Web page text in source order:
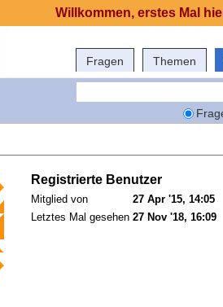
Fragen Themen
Registrierte Benutzer
Mitglied von
27 Apr '15, 14:05
Letztes Mal gesehen 27 Nov '18, 16:09
Willkommen, erstes Mal